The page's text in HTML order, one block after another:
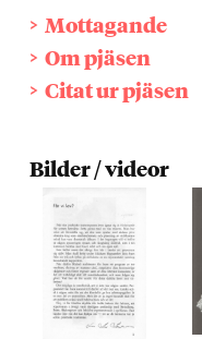
Mottagande
Om pjäsen
Citat ur pjäsen
Bilder / videor